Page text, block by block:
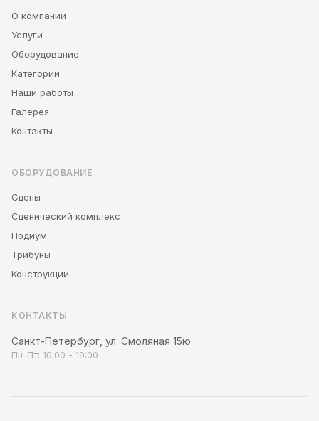
О компании
Услуги
Оборудование
Категории
Наши работы
Галерея
Контакты
ОБОРУДОВАНИЕ
Сцены
Сценический комплекс
Подиум
Трибуны
Конструкции
КОНТАКТЫ
Санкт-Петербург, ул. Смоляная 15ю
Пн-Пт: 10:00 - 19:00